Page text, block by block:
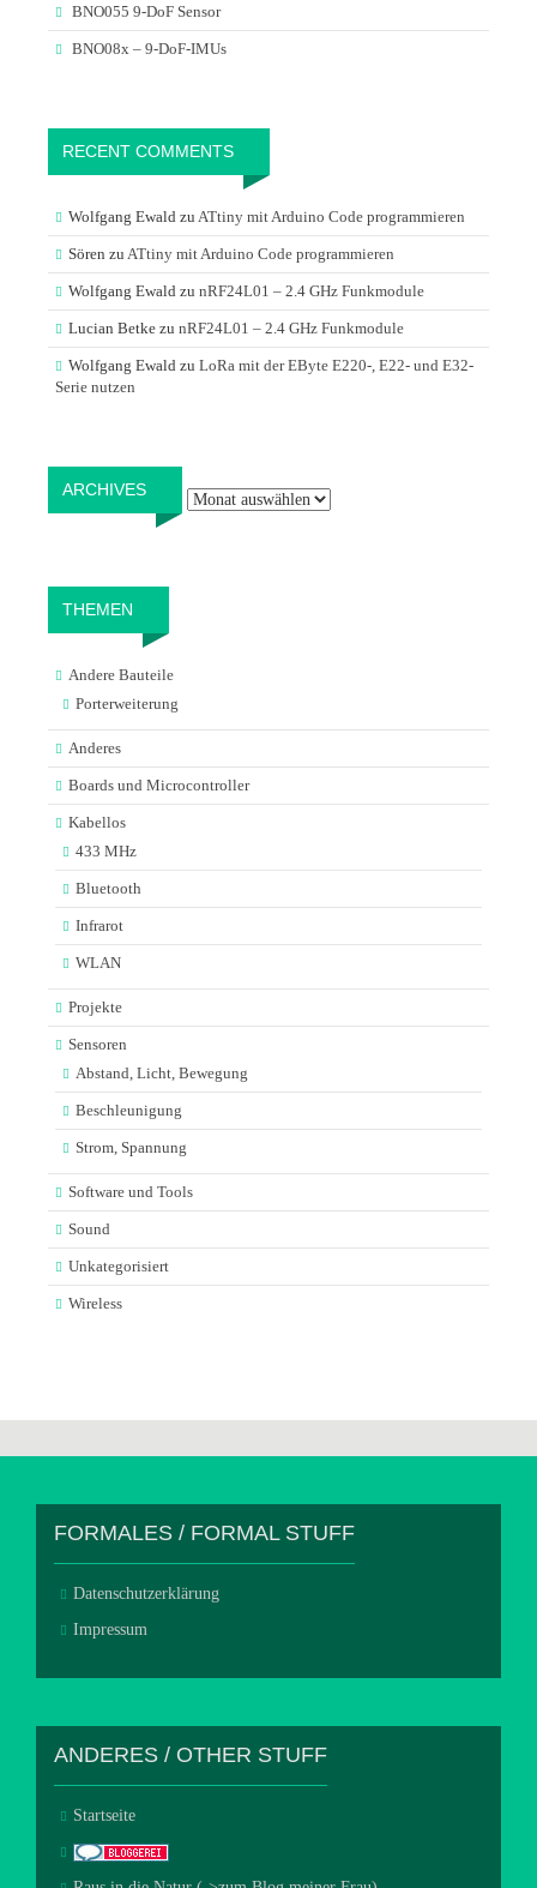
BNO055 9-DoF Sensor
BNO08x – 9-DoF-IMUs
RECENT COMMENTS
Wolfgang Ewald zu ATtiny mit Arduino Code programmieren
Sören zu ATtiny mit Arduino Code programmieren
Wolfgang Ewald zu nRF24L01 – 2.4 GHz Funkmodule
Lucian Betke zu nRF24L01 – 2.4 GHz Funkmodule
Wolfgang Ewald zu LoRa mit der EByte E220-, E22- und E32-
Serie nutzen
ARCHIVES
THEMEN
Andere Bauteile
Porterweiterung
Anderes
Boards und Microcontroller
Kabellos
433 MHz
Bluetooth
Infrarot
WLAN
Projekte
Sensoren
Abstand, Licht, Bewegung
Beschleunigung
Strom, Spannung
Software und Tools
Sound
Unkategorisiert
Wireless
FORMALES / FORMAL STUFF
Datenschutzerklärung
Impressum
ANDERES / OTHER STUFF
Startseite